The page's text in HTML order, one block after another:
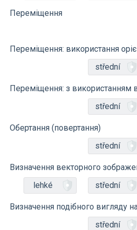
Переміщення
Переміщення: використання
střední
Переміщення: з використанням
střední
Обертання (повертання)
střední
Визначення векторного
lehké
střední
Визначення подібного вигляду
střední